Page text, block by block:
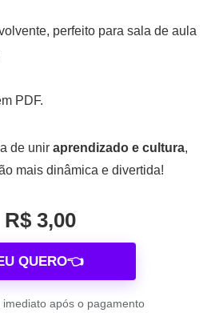
perfeito para sala de aula
PDF.
de unir aprendizado e cultura,
mais dinâmica e divertida!
R$ 3,00
QUERO👈
imediato após o pagamento